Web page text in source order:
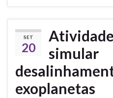
SET
20
simular
exoplanetas